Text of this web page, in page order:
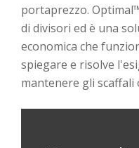
portaprezzo.
di divisori ed è una
economica che
spiegare e risolve
mantenere gli